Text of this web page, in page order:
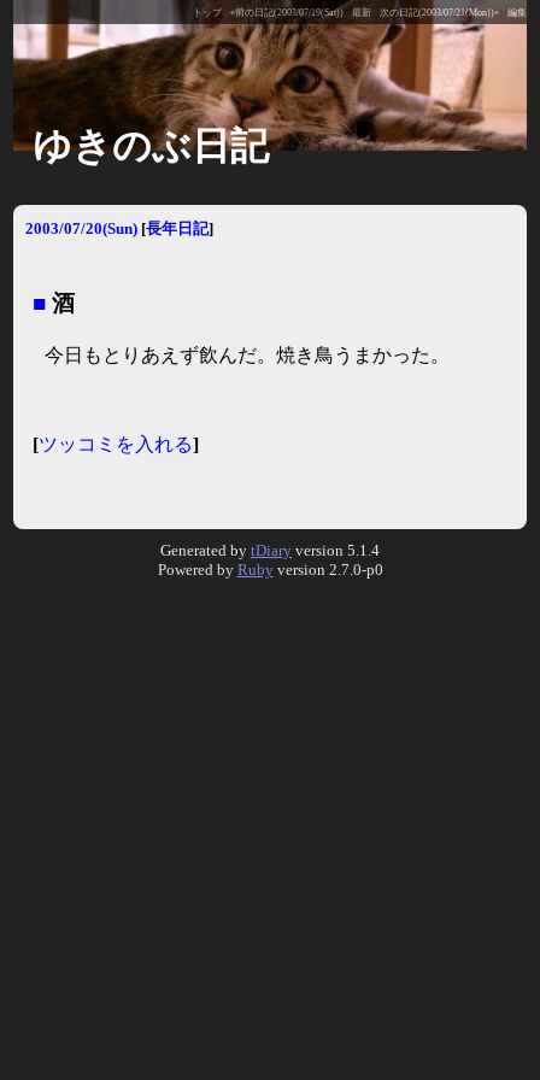
トップ «前の日記(2003/07/19(Sat)) 最新 次の日記(2003/07/21(Mon))» 編集
ゆきのぶ日記
2003/07/20(Sun) [長年日記]
■ 酒
今日もとりあえず飲んだ。焼き鳥うまかった。
[ツッコミを入れる]
Generated by tDiary version 5.1.4
Powered by Rubyversion 2.7.0-p0